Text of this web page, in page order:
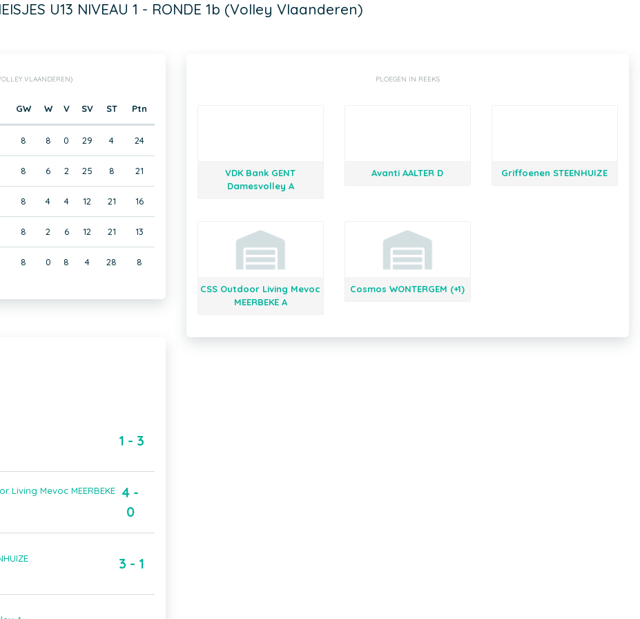
U13 NIVEAU 1 - RONDE 1b (Volley Vlaanderen)
VLAANDEREN)
GW W V SV ST Ptn
8 8 0 29 4 24
8 6 2 25 8 21
8 4 4 12 21 16
8 2 6 12 21 13
8 0 8 4 28 8
PLOEGEN IN REEKS
VDK Bank GENT
Damesvolley A
Avanti AALTER D Griffoenen STEENHUIZE
CSS Outdoor Living Mevoc
MEERBEKE A
Cosmos WONTERGEM (+1)
1 - 3
Living Mevoc MEERBEKE
4 -
0
3 - 1